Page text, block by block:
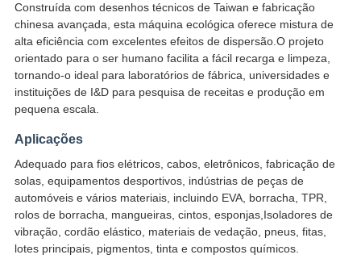
Construída com desenhos técnicos de Taiwan e fabricação
chinesa avançada, esta máquina ecológica oferece mistura de
alta eficiência com excelentes efeitos de dispersão.O projeto
orientado para o ser humano facilita a fácil recarga e limpeza,
tornando-o ideal para laboratórios de fábrica, universidades e
instituições de I&D para pesquisa de receitas e produção em
pequena escala.
Aplicações
Adequado para fios elétricos, cabos, eletrônicos, fabricação de
solas, equipamentos desportivos, indústrias de peças de
automóveis e vários materiais, incluindo EVA, borracha, TPR,
rolos de borracha, mangueiras, cintos, esponjas,Isoladores de
vibração, cordão elástico, materiais de vedação, pneus, fitas,
lotes principais, pigmentos, tinta e compostos químicos.